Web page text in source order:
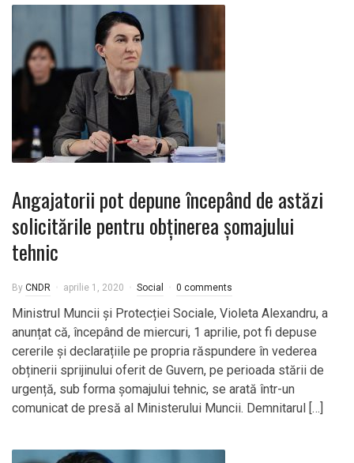
Angajatorii pot depune începând de astăzi
solicitările pentru obținerea șomajului
tehnic
By CNDR aprilie 1, 2020 Social 0 comments
Ministrul Muncii și Protecției Sociale, Violeta Alexandru, a
anunțat că, începând de miercuri, 1 aprilie, pot fi depuse
cererile și declarațiile pe propria răspundere în vederea
obținerii sprijinului oferit de Guvern, pe perioada stării de
urgență, sub forma șomajului tehnic, se arată într-un
comunicat de presă al Ministerului Muncii. Demnitarul […]